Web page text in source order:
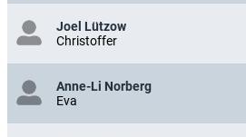
Joel Lützow
Christoffer
Anne-Li Norberg
Eva